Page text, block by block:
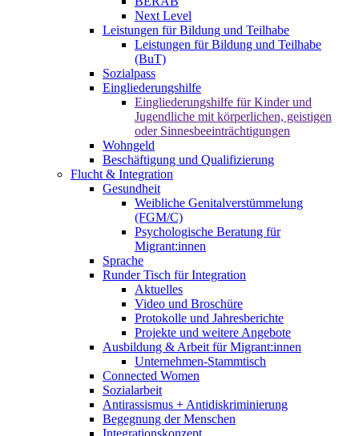
Next Level
Leistungen für Bildung und Teilhabe
Leistungen für Bildung und Teilhabe
(BuT)
Sozialpass
Eingliederungshilfe
Eingliederungshilfe für Kinder und
Jugendliche mit körperlichen, geistigen
oder Sinnesbeeinträchtigungen
Wohngeld
Beschäftigung und Qualifizierung
Flucht & Integration
Gesundheit
Weibliche Genitalverstümmelung
(FGM/C)
Psychologische Beratung für
Migrant:innen
Sprache
Runder Tisch für Integration
Aktuelles
Video und Broschüre
Protokolle und Jahresberichte
Projekte und weitere Angebote
Ausbildung & Arbeit für Migrant:innen
Unternehmen-Stammtisch
Connected Women
Sozialarbeit
Antirassismus + Antidiskriminierung
Begegnung der Menschen
Integrationskonzept